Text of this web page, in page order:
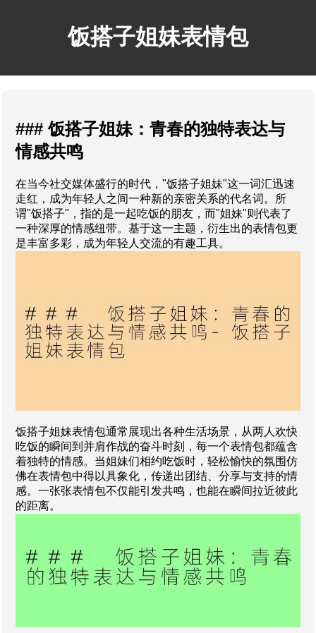
饭搭子姐妹表情包
### 饭搭子姐妹：青春的独特表达与
情感共鸣
在当今社交媒体盛行的时代，"饭搭子姐妹"这一词汇迅速
走红，成为年轻人之间一种新的亲密关系的代名词。所
谓"饭搭子"，指的是一起吃饭的朋友，而"姐妹"则代表了
一种深厚的情感纽带。基于这一主题，衍生出的表情包更
是丰富多彩，成为年轻人交流的有趣工具。
饭搭子姐妹表情包通常展现出各种生活场景，从两人欢快
吃饭的瞬间到并肩作战的奋斗时刻，每一个表情包都蕴含
着独特的情感。当姐妹们相约吃饭时，轻松愉快的氛围仿
佛在表情包中得以具象化，传递出团结、分享与支持的情
感。一张张表情包不仅能引发共鸣，也能在瞬间拉近彼此
的距离。